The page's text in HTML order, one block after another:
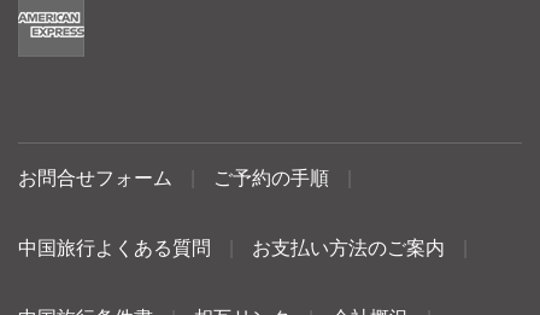
お問合せフォーム ご予約の手順
中国旅行よくある質問 お支払い方法のご案内